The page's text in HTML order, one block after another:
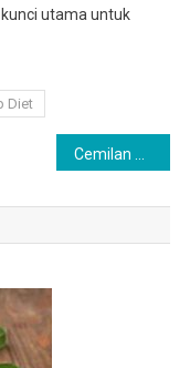
utama untuk
Diet